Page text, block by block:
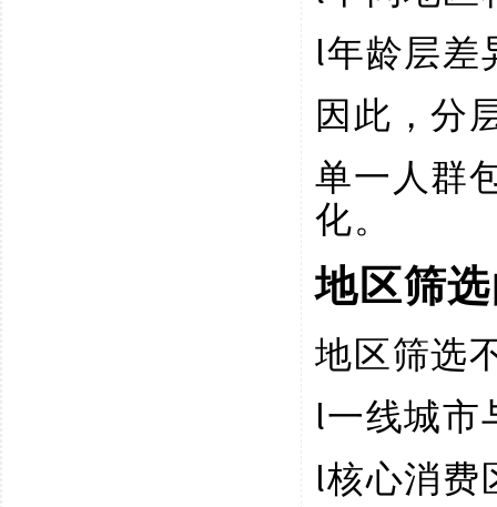
l年龄层差
因此，分
单一人群
化。
地区筛
地区筛选
l一线城市
l核心消费